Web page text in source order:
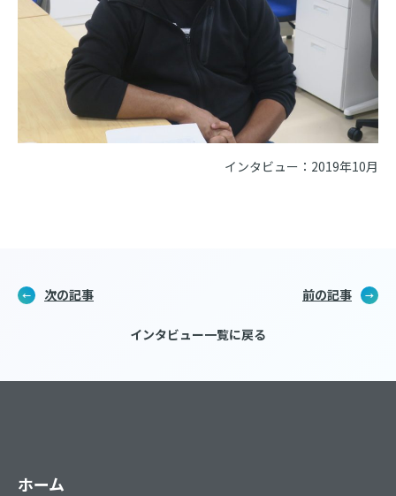
インタビュー：2019年10月
次の記事 前の記事
インタビュー一覧に戻る
ホーム